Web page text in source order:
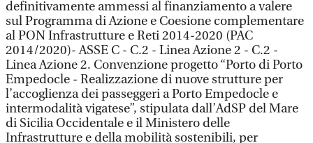
definitivamente ammessi al finanziamento a valere
sul Programma di Azione e Coesione complementare
al PON Infrastrutture e Reti 2014-2020 (PAC
2014/2020)- ASSE C - C.2 - Linea Azione 2 - C.2 -
Linea Azione 2. Convenzione progetto “Porto di Porto
Empedocle - Realizzazione di nuove strutture per
l’accoglienza dei passeggeri a Porto Empedocle e
intermodalità vigatese”, stipulata dall’AdSP del Mare
di Sicilia Occidentale e il Ministero delle
Infrastrutture e della mobilità sostenibili, per